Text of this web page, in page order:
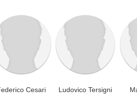
Cesari Ludovico Tersigni